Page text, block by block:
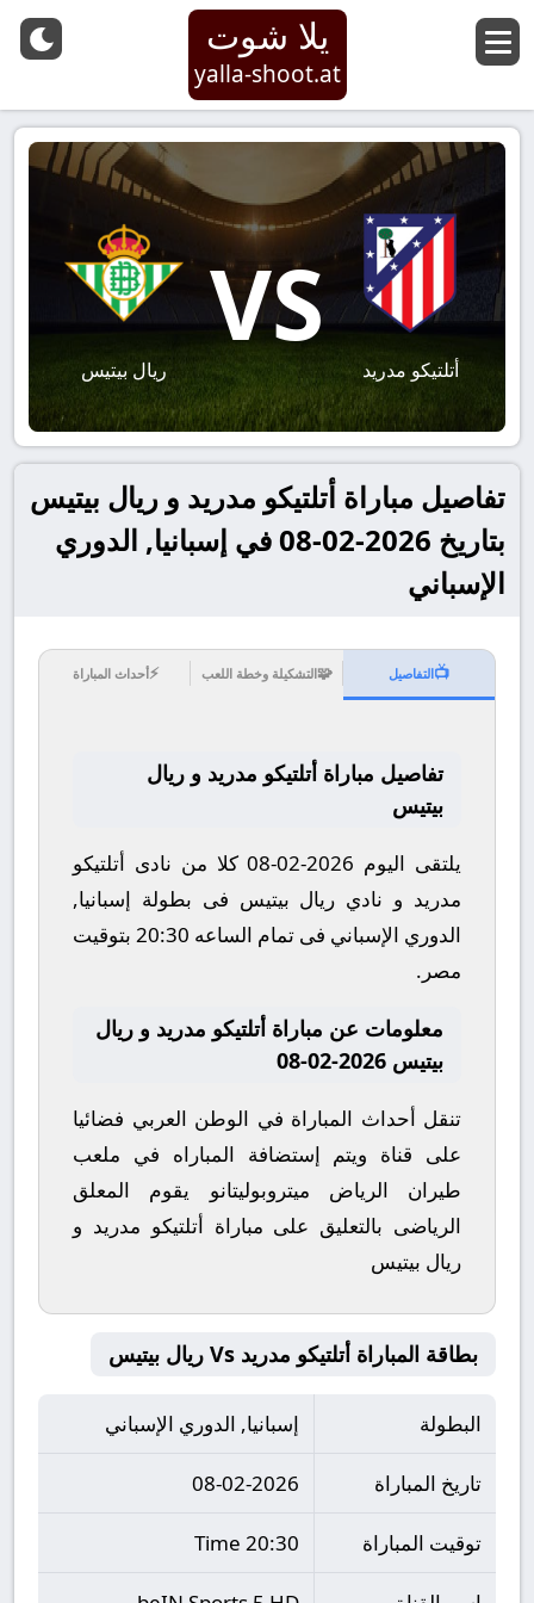
يلا شوت
yalla-shoot.at
أتلتيكو مدريد
VS
ريال بيتيس
تفاصيل مباراة أتلتيكو مدريد و ريال بيتيس
بتاريخ 2026-02-08 في إسبانيا, الدوري
الإسباني
📺التفاصيل 🧩التشكيلة وخطة اللعب ⚡أحداث المباراة
تفاصيل مباراة أتلتيكو مدريد و ريال
بيتيس
يلتقى اليوم 2026-02-08 كلا من نادى أتلتيكو
مدريد و نادي ريال بيتيس فى بطولة إسبانيا,
الدوري الإسباني فى تمام الساعه 20:30 بتوقيت
مصر.
معلومات عن مباراة أتلتيكو مدريد و ريال
بيتيس 2026-02-08
تنقل أحداث المباراة في الوطن العربي فضائيا
على قناة ويتم إستضافة المباراه في ملعب
طيران الرياض ميتروبوليتانو يقوم المعلق
الرياضى بالتعليق على مباراة أتلتيكو مدريد و
ريال بيتيس
بطاقة المباراة أتلتيكو مدريد Vs ريال بيتيس
البطولة إسبانيا, الدوري الإسباني
تاريخ المباراة 08-02-2026
توقيت المباراة 20:30 Time